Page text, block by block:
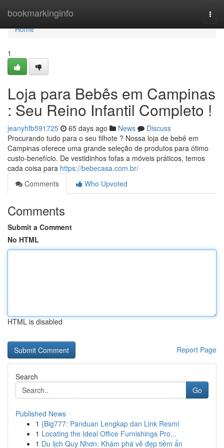
bookmarkinginfo
Home
Home
1
Loja para Bebês em Campinas
: Seu Reino Infantil Completo !
jeanyhfb591725 65 days ago News
Discuss
Procurando tudo para o seu filhote ? Nossa loja de bebê em
Campinas oferece uma grande seleção de produtos para ótimo
custo-benefício. De vestidinhos fofas a móveis práticos, temos
cada coisa para https://bebecasa.com.br/
Comments
Who Upvoted
Comments
Submit a Comment
No HTML
HTML is disabled
Report Page
Search
Go
Published News
1 {Big777: Panduan Lengkap dan Link Resmi
1 Locating the Ideal Office Furnishings Pro...
1 Du lịch Quy Nhơn: Khám phá vẻ đẹp tiềm ẩn